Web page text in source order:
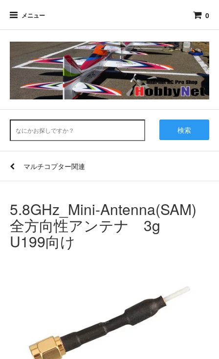
メニュー 0
検索
マルチコプター関連
5.8GHz_Mini-Antenna(SAM)
全方向性アンテナ 3g
U199向け